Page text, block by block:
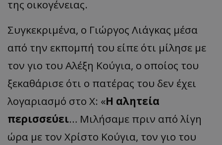
της οικογένειας.
Συγκεκριμένα, ο Γιώργος Λιάγκας μέσα
από την εκπομπή του είπε ότι μίλησε με
τον γιο του Αλέξη Κούγια, ο οποίος του
ξεκαθάρισε ότι ο πατέρας του δεν έχει
λογαριασμό στο X: «Η αλητεία
περισσεύει… Μιλήσαμε πριν από λίγη
ώρα με τον Χρίστο Κούγια, τον γιο του